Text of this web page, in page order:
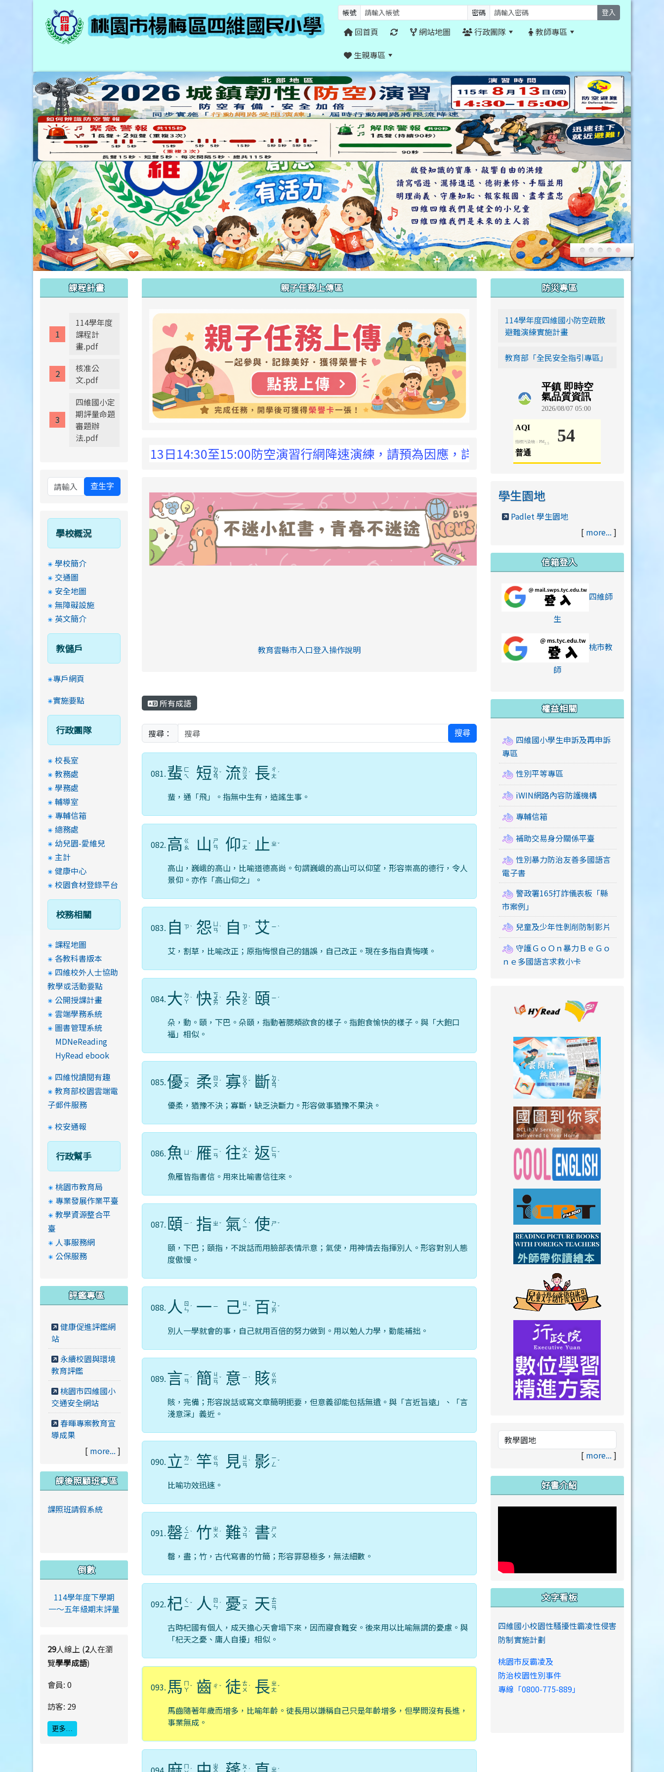
帳號 密碼 登入
回首頁 網站地圖 行政團隊
教師專區
生親專區
親子任務上傳區
link to https://siwei-family.work-
8月13日14:30至15:00防空演習行網降速演練，請預為因應，詳洽NCC官網
link to https://eliteracy.edu.tw/Shorts/xiaohongshu.html
link to https://eliteracy.edu.tw/Shorts/xiaohongshu.html
教育雲縣市入口登入操作說明
link to https://eliteracy.edu.tw/Shorts/xiaohongshu.html
所有成語
搜尋： 搜尋
081.蜚 ㄈ
ㄟ
短 ㄉ
ㄨ
ㄢ
ˇ 流 ㄌ
ㄧ
ㄡ
ˊ 長 ㄔ
ㄤ ˊ
蜚，通「飛」。指無中生有，造謠生事。
082.高 ㄍ
ㄠ
山 ㄕ
ㄢ
仰 ㄧ
ㄤ ˇ 止 ㄓ ˇ
高山，巍峨的高山，比喻道德高尚。句謂巍峨的高山可以仰望，形容崇高的德行，令人
景仰。亦作「高山仰之」。
083. 自 ㄗ ˋ 怨 ㄢ ˋ 自 ㄗ ˋ 艾 ㄧ ˋ
艾，割草，比喻改正；原指悔恨自己的錯誤，自己改正。現在多指自責悔嘆。
084. 大 ㄉ
ㄚ ˋ 快 ㄎ
ㄨ
ㄞ
ˋ 朵 ㄉ
ㄨ
ㄛ
ˇ 頤 ㄧ ˊ
朵，動。頤，下巴。朵頤，指動著腮頰欲食的樣子。指飽食愉快的樣子。與「大飽口
福」相似。
085.優 ㄧ
ㄡ
柔 ㄖ
ㄡ ˊ 寡 ㄍ
ㄨ
ㄚ
ˇ 斷 ㄉ
ㄨ
ㄢ
ˋ
優柔，猶豫不決；寡斷，缺乏決斷力。形容做事猶豫不果決。
086.魚 ˊ 雁 ㄧ
ㄢ ˋ 往 ㄨ
ㄤ ˇ 返 ㄈ
ㄢ ˇ
魚雁皆指書信。用來比喻書信往來。
087. 頤 ㄧ ˊ 指 ㄓ ˇ 氣 ㄑ
ㄧ ˋ 使 ㄕ ˇ
頤，下巴；頤指，不說話而用臉部表情示意；氣使，用神情去指揮別人。形容對別人態
度傲慢。
088. 人 ㄖ
ㄣ ˊ 一 ㄧ 己 ㄐ
ㄧ ˇ 百 ㄅ
ㄞ ˇ
別人一學就會的事，自己就用百倍的努力做到。用以勉人力學，勤能補拙。
089.言 ㄧ
ㄢ ˊ 簡 ㄐ
ㄧ
ㄢ
ˇ 意 ㄧ ˋ 賅 ㄍ
ㄞ
賅，完備；形容說話或寫文章簡明扼要，但意義卻能包括無遺。與「言近旨遠」、「言
淺意深」義近。
090. 立 ㄌ
ㄧ ˋ 竿 ㄍ
ㄢ
見 ㄐ
ㄧ
ㄢ
ˋ 影 ㄧ
ㄥ ˇ
比喻功效迅速。
091.罄 ㄑ
ㄧ
ㄥ
ˋ 竹 ㄓ
ㄨ ˊ 難 ㄋ
ㄢ ˊ 書 ㄕ
ㄨ
罄，盡；竹，古代寫書的竹簡；形容罪惡極多，無法細數。
092.杞 ㄑ
ㄧ ˇ 人 ㄖ
ㄣ ˊ 憂 ㄧ
ㄡ
天 ㄊ
ㄧ
ㄢ
古時杞國有個人，成天擔心天會塌下來，因而寢食難安。後來用以比喻無謂的憂慮。與
「杞天之憂、庸人自擾」相似。
093. 馬 ㄇ
ㄚ ˇ 齒 ㄔ ˇ 徒 ㄊ
ㄨ ˊ 長 ㄓ
ㄤ ˇ
馬齒隨著年歲而增多，比喻年齡。徒長用以謙稱自己只是年齡增多，但學問沒有長進，
事業無成。
ㄇ
ˊ
ㄓ
ㄨ
ㄆ
ˊ ㄓ ˊ
課程計畫
114學年度
課程計
畫.pdf
核准公
文.pdf
四維國小定
期評量命題
審題辦
法.pdf
查生字
學校概況
學校簡介
交通圖
安全地圖
無障礙設施
英文簡介
教儲戶
專戶網頁
實施要點
行政團隊
校長室
教務處
學務處
輔導室
專輔信箱
總務處
幼兒園-愛維兒
主計
健康中心
校園食材登錄平台
校務相關
課程地圖
各教科書版本
四維校外人士協助
教學或活動要點
公開授課計畫
雲端學務系統
圖書管理系統
MDNeReading
HyRead ebook
四維悅讀閱有趣
教育部校園雲端電
子郵件服務
校安通報
行政幫手
桃園市教育局
專業發展作業平臺
教學資源整合平
臺
人事服務網
公保服務
評鑑專區
健康促進評鑑網
站
永續校園與環境
教育評鑑
桃園市四維國小
交通安全網站
春暉專案教育宣
導成果
[ more... ]
課後照顧班專區
課照班請假系統
倒數
114學年度下學期
一～五年級期末評量
29人線上 (2人在瀏
覽學學成語)
會員: 0
訪客: 29
更多…
防災專區
114學年度四維國小防空疏散
避難演練實施計畫
教育部「全民安全指引專區」
學生園地
Padlet 學生園地
[ more... ]
信箱登入
四維師
生link to https://
桃市教
師link to https://
權益相關
四維國小學生申訴及再申訴
專區
性別平等專區
iWIN網路內容防護機構
專輔信箱
補助交易身分關係平臺
性別暴力防治友善多國語言
電子書
警政署165打詐儀表板「縣
市案例」
兒童及少年性剝削防制影片
守護ＧｏＯｎ暴力ＢｅＧｏ
ｎｅ多國語言求救小卡
link to https://
link to https://
link to http://www.icrt.com.tw/
link to https://www.youtube.com/
[ more... ]
好書介紹
文字看板
四維國小校園性騷擾性霸凌性侵害
防制實施計劃
桃園市反霸凌及
防治校園性別事件
專線「0800-775-889」